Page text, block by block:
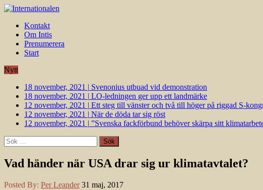
Kontakt
Om Intis
Prenumerera
Start
Nytt
18 november, 2021 | Svenonius utbuad vid demonstration
18 november, 2021 | LO-ledningen ger upp ett landmärke
12 november, 2021 | Ett steg till vänster och två till höger på riggad S-
12 november, 2021 | När de döda tar sig röst
12 november, 2021 | ”Svenska fackförbund behöver skärpa sitt
Sök
efter:
Vad händer när USA drar sig ur klimatavtalet?
Posted By: Per Leander 31 maj, 2017